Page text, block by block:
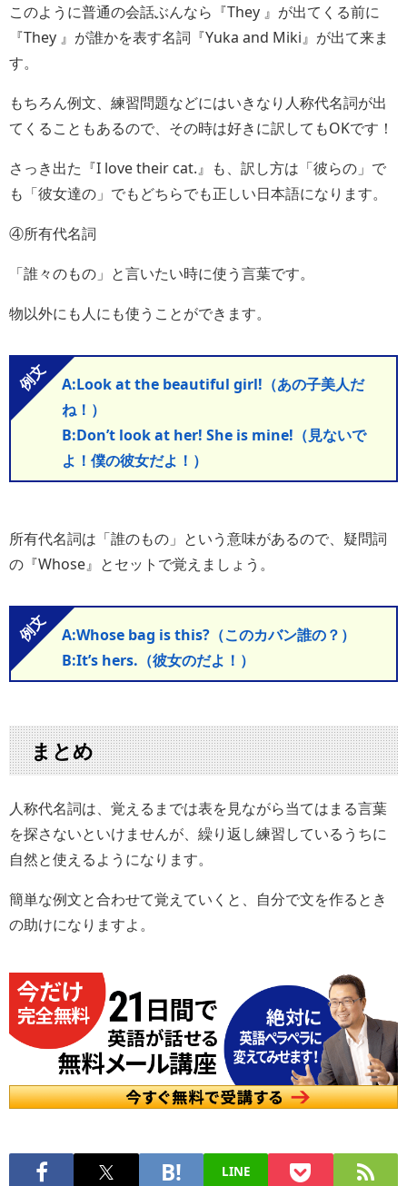
このように普通の会話ぶんなら『They 』が出てくる前に
『They 』が誰かを表す名詞『Yuka and Miki』が出て来ま
す。
もちろん例文、練習問題などにはいきなり人称代名詞が出
てくることもあるので、その時は好きに訳してもOKです！
さっき出た『I love their cat.』も、訳し方は「彼らの」で
も「彼女達の」でもどちらでも正しい日本語になります。
④所有代名詞
「誰々のもの」と言いたい時に使う言葉です。
物以外にも人にも使うことができます。
A:Look at the beautiful girl!（あの子美人だ
ね！）
B:Don’t look at her! She is mine!（見ないで
よ！僕の彼女だよ！）
所有代名詞は「誰のもの」という意味があるので、疑問詞
の『Whose』とセットで覚えましょう。
A:Whose bag is this?（このカバン誰の？）
B:It’s hers.（彼女のだよ！）
まとめ
人称代名詞は、覚えるまでは表を見ながら当てはまる言葉
を探さないといけませんが、繰り返し練習しているうちに
自然と使えるようになります。
簡単な例文と合わせて覚えていくと、自分で文を作るとき
の助けになりますよ。
LINE